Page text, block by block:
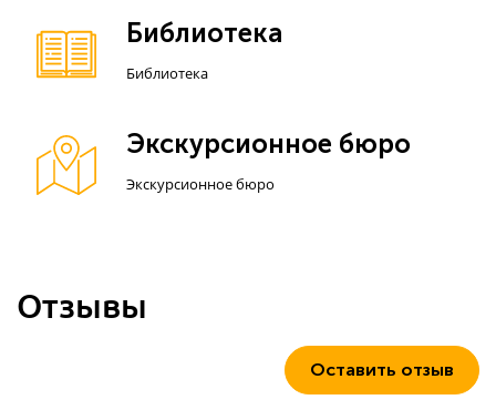
Библиотека
Библиотека
Экскурсионное бюро
Экскурсионное бюро
Отзывы
Оставить отзыв